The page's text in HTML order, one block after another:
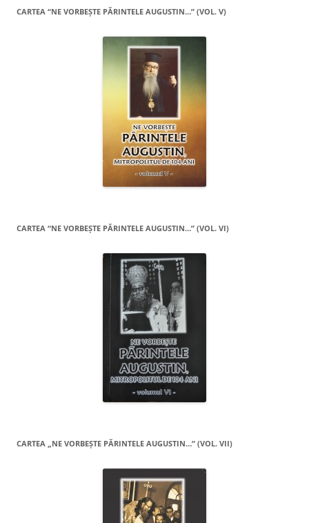
CARTEA “NE VORBEŞTE PĂRINTELE AUGUSTIN…” (VOL. V)
CARTEA “NE VORBEŞTE PĂRINTELE AUGUSTIN…” (VOL. VI)
CARTEA „NE VORBEŞTE PĂRINTELE AUGUSTIN…” (VOL. VII)